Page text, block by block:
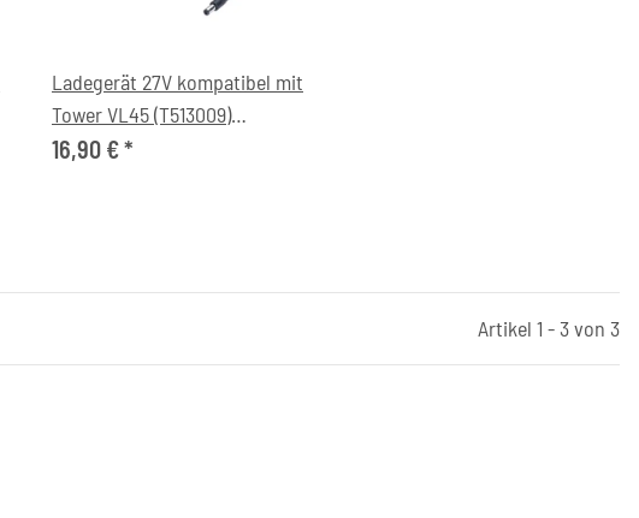
Ladegerät 27V kompatibel mit
Tower VL45 (T513009)
Akkustaubsauger
16,90 €*
Artikel 1 - 3 von 3